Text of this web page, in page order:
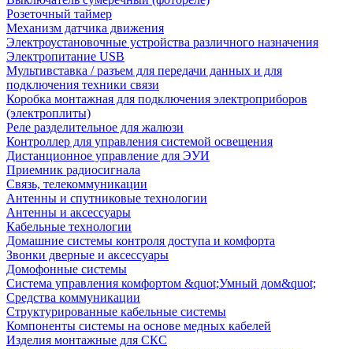
Розеточный таймер
Механизм датчика движения
Электроустановочные устройства различного назначения
Электропитание USB
Мультивставка / разъем для передачи данных и для
подключения техники связи
Коробка монтажная для подключения электроприборов
(электроплиты)
Реле разделительное для жалюзи
Контроллер для управления системой освещения
Дистанционное управление для ЭУИ
Приемник радиосигнала
Связь, телекоммуникации
Антенны и спутниковые технологии
Антенны и аксессуары
Кабельные технологии
Домашние системы контроля доступа и комфорта
Звонки дверные и аксессуары
Домофонные системы
Система управления комфортом &quot;Умный дом&quot;
Средства коммуникации
Структурированные кабельные системы
Компоненты системы на основе медных кабелей
Изделия монтажные для СКС